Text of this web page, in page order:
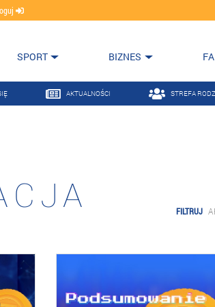
SPORT BIZNES
AKTUALNOŚCI STREFA
FILTRUJ